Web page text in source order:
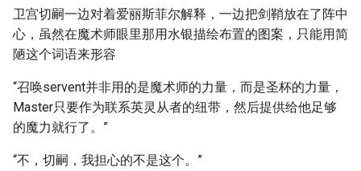
卫宫切嗣一边对着爱丽斯菲尔解释，一边把剑鞘放在了阵中
心，虽然在魔术师眼里那用水银描绘布置的图案，只能用简
陋这个词语来形容
“召唤servent并非用的是魔术师的力量，而是圣杯的力量，
Master只要作为联系英灵从者的纽带，然后提供给他足够
的魔力就行了。”
“不，切嗣，我担心的不是这个。”